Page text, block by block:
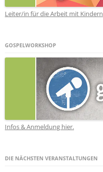
Leiter/in für die Arbeit mit Kindern
GOSPELWORKSHOP
Infos & Anmeldung hier.
DIE NÄCHSTEN VERANSTALTUNGEN